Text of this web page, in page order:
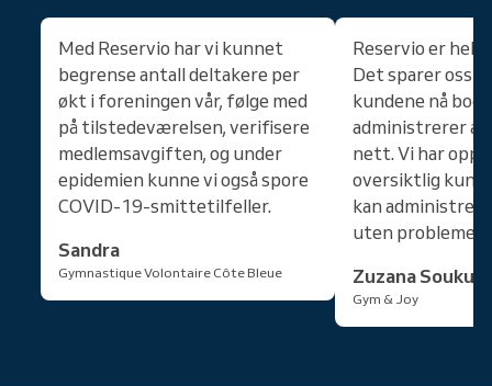
Med Reservio har vi kunnet
begrense antall deltakere per
økt i foreningen vår, følge med
på tilstedeværelsen, verifisere
medlemsavgiften, og under
epidemien kunne vi også spore
COVID-19-smittetilfeller.
Sandra
Gymnastique Volontaire Côte Bleue
Reservio er
Det sparer oss
kundene nå
administrerer
nett. Vi har
oversiktlig
kan
uten problemer.
Zuzana
Gym & Joy